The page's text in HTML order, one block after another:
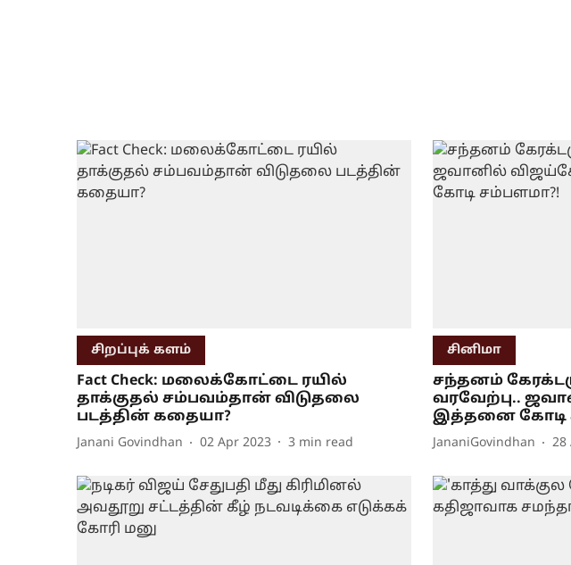
சிறப்புக் களம்
Fact Check: மலைக்கோட்டை ரயில்
தாக்குதல் சம்பவம்தான் விடுதலை
படத்தின் கதையா?
Janani Govindhan 02 Apr 2023 3 min read
சினிமா
சந்தனம்
வரவேற்பு..
இத்தனை கோடி
JananiGovindhan 28